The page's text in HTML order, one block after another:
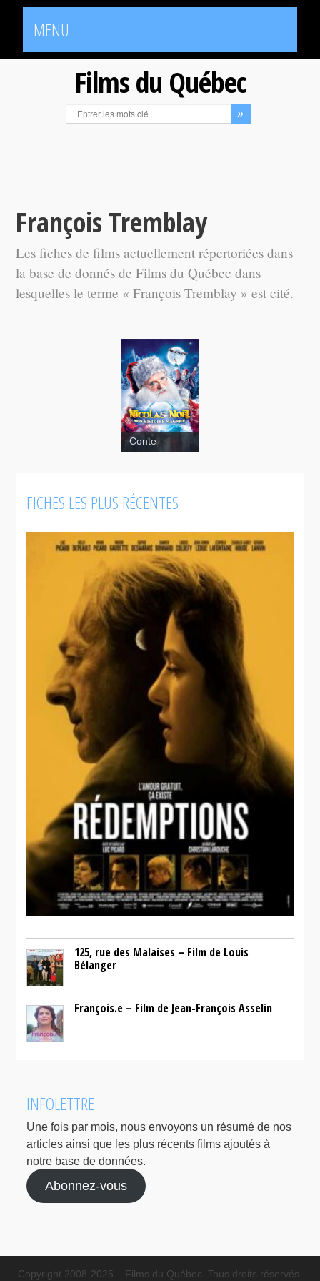
MENU
Films du Québec
François Tremblay
Les fiches de films actuellement répertoriées dans
la base de donnés de Films du Québec dans
lesquelles le terme « François Tremblay » est cité.
Conte
FICHES LES PLUS RÉCENTES
125, rue des Malaises – Film de Louis
Bélanger
François.e – Film de Jean-François Asselin
INFOLETTRE
Une fois par mois, nous envoyons un résumé de nos
articles ainsi que les plus récents films ajoutés à
notre base de données.
Abonnez-vous
Copyright 2008-2025 – Films du Québec. Tous droits réservés.